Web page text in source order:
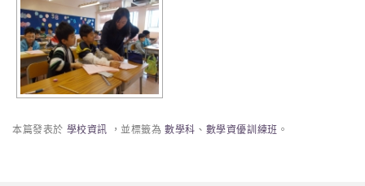
本篇發表於 學校資訊 ，並標籤為數學科 、 數學資優訓練班 。